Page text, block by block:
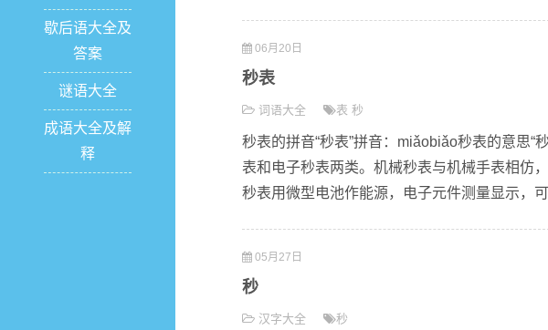
歇后语大全及
答案
谜语大全
成语大全及解
释
06月20日
秒表
词语大全 表 秒
秒表的拼音“秒表”拼音：miǎobiǎo秒表的意思“
表和电子秒表两类。机械秒表与机械手表相仿
秒表用微型电池作能源，电子元件测量显示，
05月27日
秒
汉字大全 秒